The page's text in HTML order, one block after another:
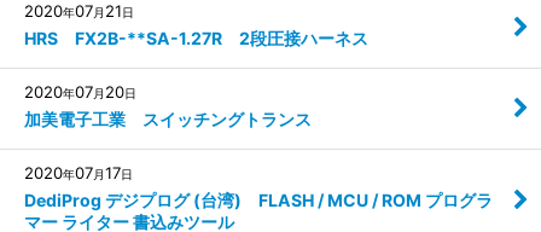
2020年07月 21日
HRS FX2B-**SA-1.27R 2段圧接ハーネス
2020年07月 20日
加美電子工業 スイッチングトランス
2020年07月17日
DediProg デジプログ (台湾) FLASH / MCU / ROM プログラ
マー ライター 書込みツール